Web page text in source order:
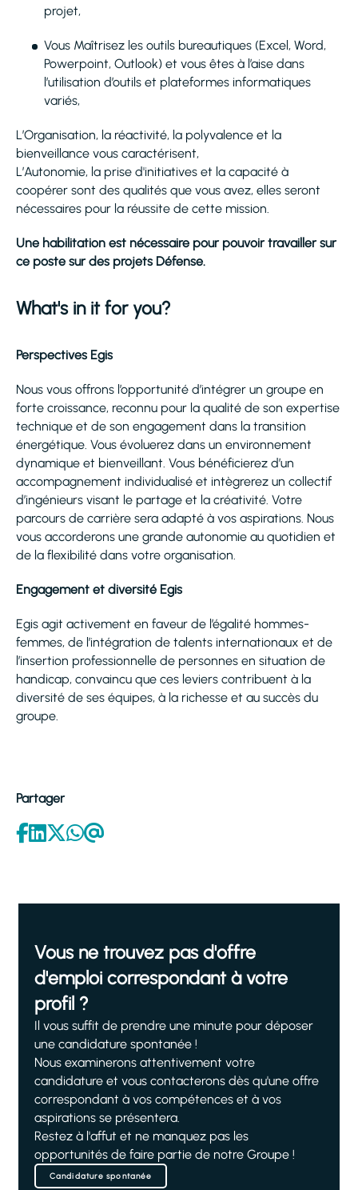
projet,
Vous Maîtrisez les outils bureautiques (Excel, Word,
Powerpoint, Outlook) et vous êtes à l’aise dans
l’utilisation d’outils et plateformes informatiques
variés,
L’Organisation, la réactivité, la polyvalence et la
bienveillance vous caractérisent,
L’Autonomie, la prise d'initiatives et la capacité à
coopérer sont des qualités que vous avez, elles seront
nécessaires pour la réussite de cette mission.
Une habilitation est nécessaire pour pouvoir travailler sur
ce poste sur des projets Défense.
What's in it for you?
Perspectives Egis
Nous vous offrons l’opportunité d’intégrer un groupe en
forte croissance, reconnu pour la qualité de son expertise
technique et de son engagement dans la transition
énergétique. Vous évoluerez dans un environnement
dynamique et bienveillant. Vous bénéficierez d’un
accompagnement individualisé et intègrerez un collectif
d’ingénieurs visant le partage et la créativité. Votre
parcours de carrière sera adapté à vos aspirations. Nous
vous accorderons une grande autonomie au quotidien et
de la flexibilité dans votre organisation.
Engagement et diversité Egis
Egis agit activement en faveur de l’égalité hommes-
femmes, de l’intégration de talents internationaux et de
l’insertion professionnelle de personnes en situation de
handicap, convaincu que ces leviers contribuent à la
diversité de ses équipes, à la richesse et au succès du
groupe.
Partager
Vous ne trouvez pas d'offre
d'emploi correspondant à votre
profil ?
Il vous suffit de prendre une minute pour déposer
une candidature spontanée !
Nous examinerons attentivement votre
candidature et vous contacterons dès qu'une offre
correspondant à vos compétences et à vos
aspirations se présentera.
Restez à l'affut et ne manquez pas les
opportunités de faire partie de notre Groupe !
Candidature spontanée